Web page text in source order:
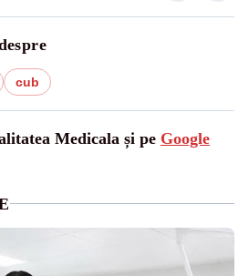
cub
Medicala și pe Google